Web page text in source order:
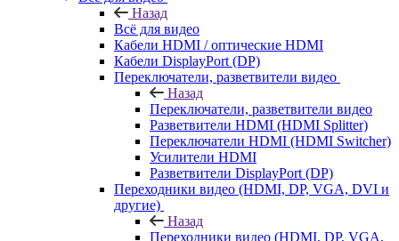
Назад
Всё для видео
Кабели HDMI / оптические HDMI
Кабели DisplayPort (DP)
Переключатели, разветвители видео
Назад
Переключатели, разветвители видео
Разветвители HDMI (HDMI Splitter)
Переключатели HDMI (HDMI Switcher)
Усилители HDMI
Разветвители DisplayPort (DP)
Переходники видео (HDMI, DP, VGA, DVI и
другие)
Назад
Переходники видео (HDMI, DP, VGA,